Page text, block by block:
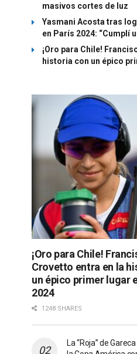
masivos cortes de luz
Yasmani Acosta tras
en París 2024: “Cumplí
¡Oro para Chile!
historia con un épico
¡Oro para Chile!
Crovetto entra en la
un épico primer lugar
2024
1248 SHARES
La “Roja” de